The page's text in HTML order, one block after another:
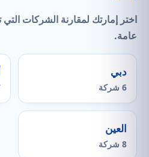
اختر إمارتك لمقارنة الشركات التي
عامة.
دبي
6 شركة
العين
8 شركة